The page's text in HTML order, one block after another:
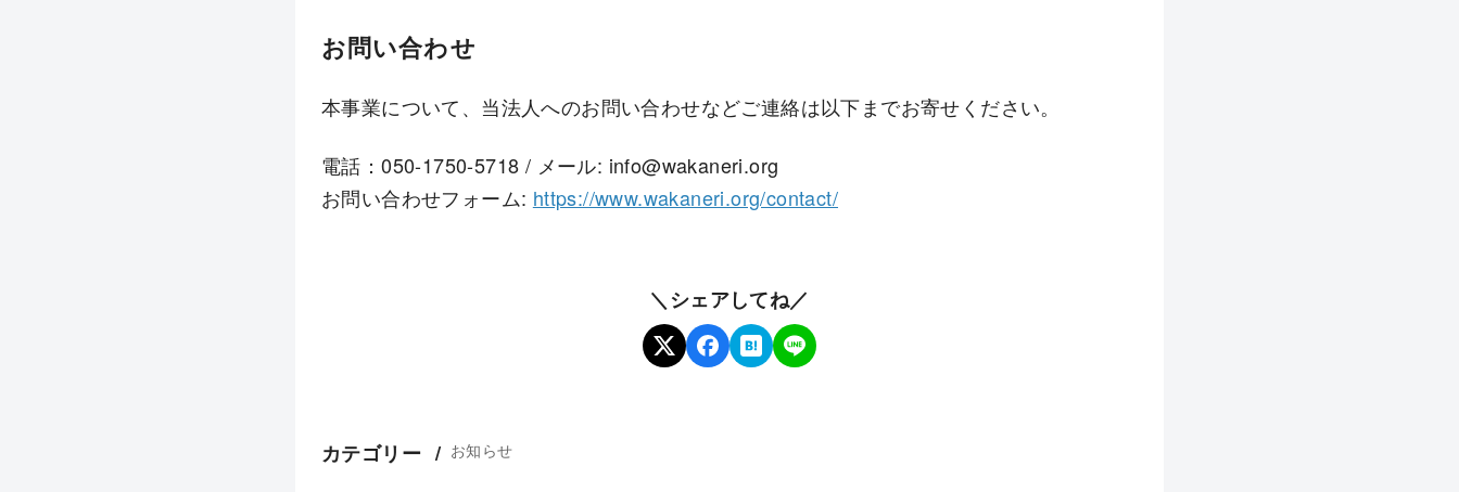
お問い合わせ
本事業について、当法人へのお問い合わせなどご連絡は以下までお寄せください。
電話：050-1750-5718 / メール: info@wakaneri.org
お問い合わせフォーム: https://www.wakaneri.org/contact/
＼シェアしてね／
カテゴリー お知らせ